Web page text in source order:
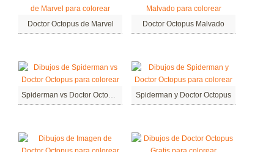
Doctor Octopus de Marvel Doctor Octopus Malvado
Spiderman vs Doctor Octopus Spiderman y Doctor Octopus